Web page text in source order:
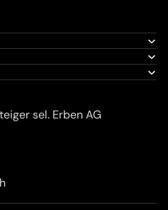
sel. Erben AG